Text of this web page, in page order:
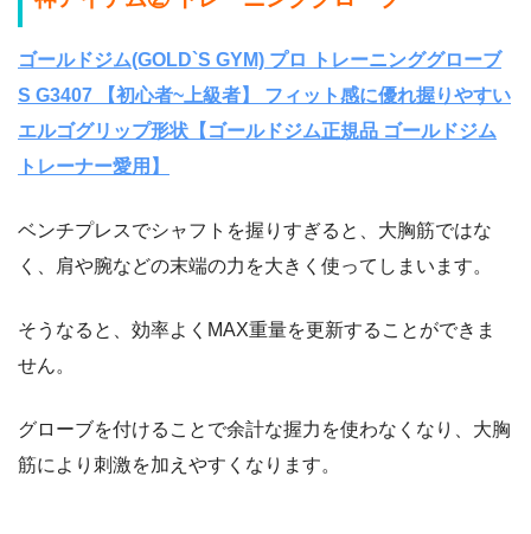
ゴールドジム(GOLD`S GYM) プロ トレーニンググローブ
S G3407 【初心者~上級者】 フィット感に優れ握りやすい
エルゴグリップ形状【ゴールドジム正規品 ゴールドジム
トレーナー愛用】
ベンチプレスでシャフトを握りすぎると、大胸筋ではな
く、肩や腕などの末端の力を大きく使ってしまいます。
そうなると、効率よくMAX重量を更新することができま
せん。
グローブを付けることで余計な握力を使わなくなり、大胸
筋により刺激を加えやすくなります。